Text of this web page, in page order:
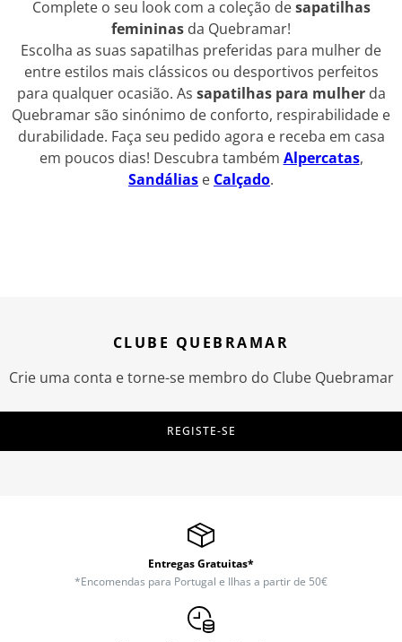
Complete o seu look com a coleção desapatilhas
femininas da Quebramar!
Escolha as suas sapatilhas preferidas para mulher de
entre estilos mais clássicos ou desportivos perfeitos
para qualquer ocasião. As sapatilhas para mulherda
Quebramar são sinónimo de conforto, respirabilidade e
durabilidade. Faça seu pedido agora e receba em casa
em poucos dias! Descubra também Alpercatas,
Sandálias e Calçado.
CLUBE QUEBRAMAR
Crie uma conta e torne-se membro do Clube Quebramar
REGISTE-SE
Entregas Gratuitas*
*Encomendas para Portugal e Ilhas a partir de 50€